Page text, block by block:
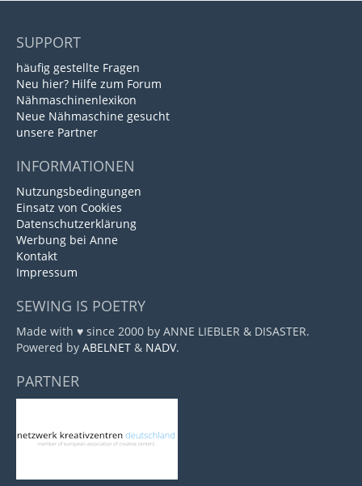
SUPPORT
häufig gestellte Fragen
Neu hier? Hilfe zum Forum
Nähmaschinenlexikon
Neue Nähmaschine gesucht
unsere Partner
INFORMATIONEN
Nutzungsbedingungen
Einsatz von Cookies
Datenschutzerklärung
Werbung bei Anne
Kontakt
Impressum
SEWING IS POETRY
Made with ♥ since 2000 by ANNE LIEBLER & DISASTER.
Powered by ABELNET & NADV.
PARTNER